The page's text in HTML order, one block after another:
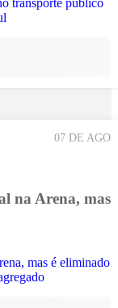
07 DE AGO
na Arena, mas